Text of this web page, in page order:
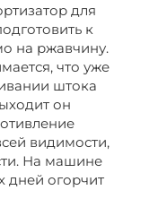
для
к
на ржавчину.
что уже
штока
он
видимости,
На машине
дней огорчит